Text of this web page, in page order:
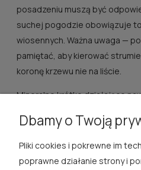
posadzeniu muszą być
suchej pogodzie obowiązuje
wiosennych. Ważna uwaga —
pamiętać, aby kierować
koronę krzewu nie na liście.
Mineralne krótko działające
ROSA
Dbamy o Twoją
Pliki cookies i pokrewne im
poprawne działanie strony i